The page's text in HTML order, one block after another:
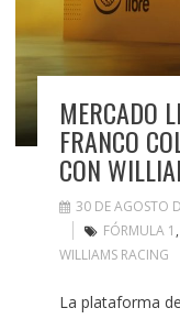
MERCADO
FRANCO
CON
30 DE AGOSTO
FÓRMULA 1,
WILLIAMS RACING
La plataforma